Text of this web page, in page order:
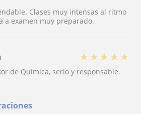
Clases muy intensas al ritmo
a examen muy preparado.
★ ★ ★ ★ ★
de Química, serio y responsable.